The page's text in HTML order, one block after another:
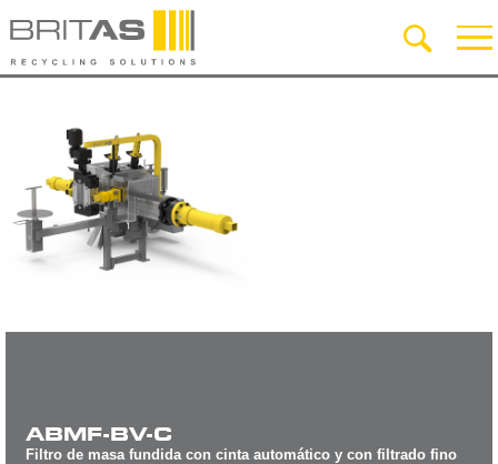
ABMF-BV-C
Filtro de masa fundida con cinta automático y con filtrado fino